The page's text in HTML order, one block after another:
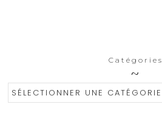
Catégories
Catégories